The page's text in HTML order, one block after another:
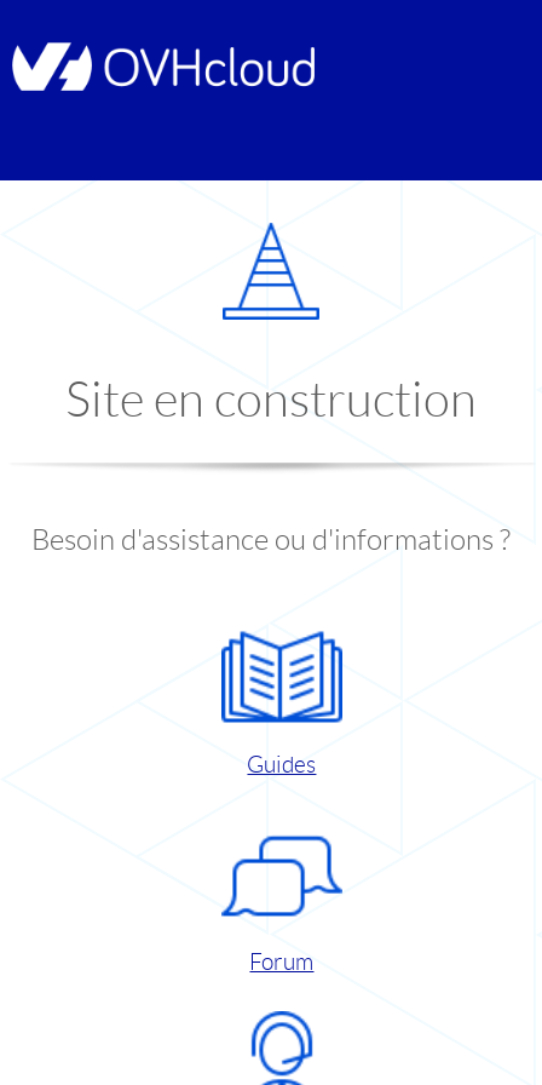
Site en construction
Besoin d'assistance ou d'informations ?
Guides
Forum